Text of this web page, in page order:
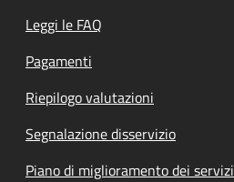
Leggi le FAQ
Pagamenti
Riepilogo valutazioni
Segnalazione disservizio
Piano di miglioramento dei servizi